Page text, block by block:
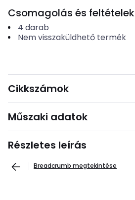
Csomagolás és feltételek
4 darab
Nem visszaküldhető termék
Cikkszámok
Műszaki adatok
Részletes leírás
Breadcrumb megtekintése